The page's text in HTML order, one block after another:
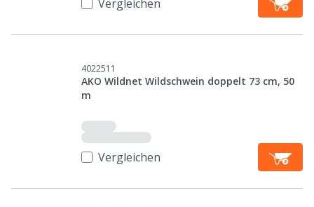
Vergleichen
4022511
AKO Wildnet Wildschwein doppelt 73 cm, 50
m
Vergleichen